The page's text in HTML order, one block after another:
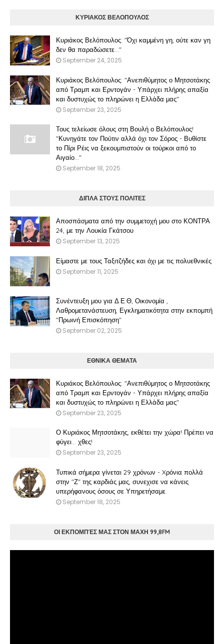
ΚΥΡΙΑΚΟΣ ΒΕΛΟΠΟΥΛΟΣ
Κυριάκος Βελόπουλος: "Όχι καμμένη γη, ούτε καν γη
δεν θα παραδώσετε..."
September 24, 2025
Κυριάκος Βελόπουλος: "Ανεπιθύμητος ο Μητσοτάκης
από Τραμπ και Ερντογάν - Υπάρχει πλήρης απαξία
και δυστυχώς το πληρώνει η Ελλάδα μας"
September 23, 2025
Τους τελείωσε όλους στη Βουλή ο Βελόπουλος!
"Κυνηγάτε τον Πούτιν αλλά όχι τον Σόρος - Βυθίστε
το Πίρι Ρέις να ξεκουμπιστούν οι τούρκοι από το
Αιγαίο..."
September 18, 2025
ΔΙΠΛΑ ΣΤΟΥΣ ΠΟΛΙΤΕΣ
Αποσπάσματα από την συμμετοχή μου στο ΚΟΝΤΡΑ
24, με την Λουκία Γκάτσου
September 13, 2025
Είμαστε με τους Ταξιτζήδες και όχι με τις πολυεθνικές
September 11, 2025
Συνέντευξη μου για Δ.Ε.Θ, Οικονομία ,
Λαθρομετανάστευση, Εγκληματικότητα στην εκπομπή
"Πρωινή Επισκόπηση"
September 02, 2025
ΕΘΝΙΚΑ ΘΕΜΑΤΑ
Κυριάκος Βελόπουλος: "Ανεπιθύμητος ο Μητσοτάκης
από Τραμπ και Ερντογάν - Υπάρχει πλήρης απαξία
και δυστυχώς το πληρώνει η Ελλάδα μας"
September 23, 2025
Ο Κυριάκος Μητσοτάκης, εκθέτει την χώρα! Πρέπει να
φύγει… χθες!
September 23, 2025
Τυπικά σήμερα γίνεται 29 χρόνων - Xρόνια πολλά
στην "Ζ" της καρδιάς μας, συνεχισε να κάνεις
υπερήφανους όσους σε Υπηρετήσαμε.
September 18, 2025
ΟΙ ΕΚΠΟΜΠΈΣ ΜΑΣ ΣΤΟΝ ΜΑΧΗ 99,8FM